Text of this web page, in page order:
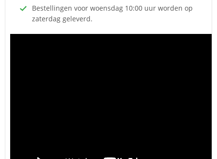
Bestellingen voor woensdag 10:00 uur worden op
zaterdag geleverd.